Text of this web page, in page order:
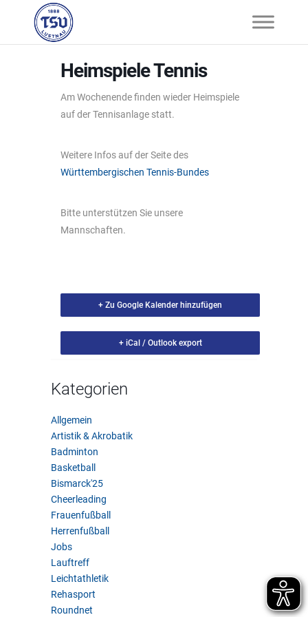
Heimspiele Tennis
Am Wochenende finden wieder Heimspiele
auf der Tennisanlage statt.
Weitere Infos auf der Seite des
Württembergischen Tennis-Bundes
Bitte unterstützen Sie unsere
Mannschaften.
+ Zu Google Kalender hinzufügen
+ iCal / Outlook export
Kategorien
Allgemein
Artistik & Akrobatik
Badminton
Basketball
Bismarck'25
Cheerleading
Frauenfußball
Herrenfußball
Jobs
Lauftreff
Leichtathletik
Rehasport
Roundnet